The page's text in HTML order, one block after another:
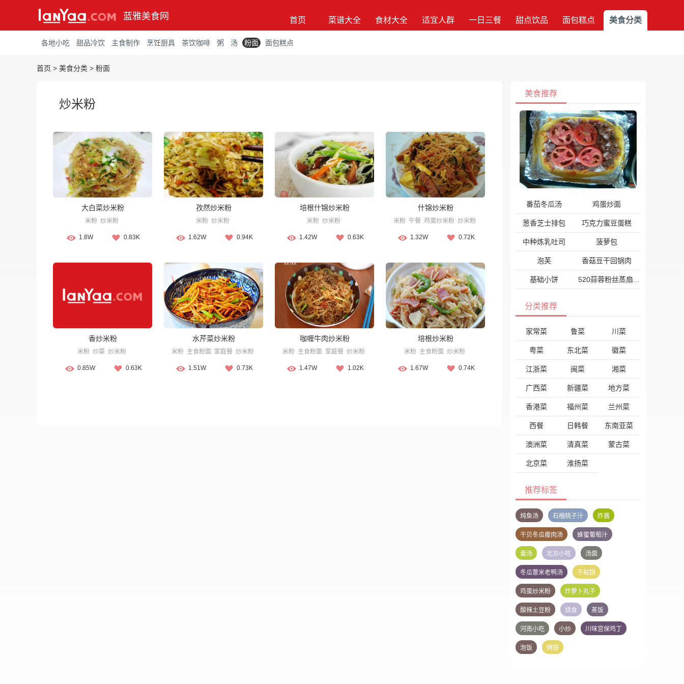
蓝雅美食网 首页 菜谱大全 食材大全 适宜人群 一日三餐 甜点饮品 面包糕点 美食分类
各地小吃 甜品冷饮 主食制作 烹饪厨具 茶饮咖啡 粥 汤 粉面 面包糕点
首页 > 美食分类 > 粉面
炒米粉
大白菜炒米粉
米粉 炒米粉
1.8W 0.83K
孜然炒米粉
米粉 炒米粉
1.62W 0.94K
培根什锦炒米粉
米粉 炒米粉
1.42W 0.63K
什锦炒米粉
米粉 午餐 鸡蛋炒米粉 炒米粉
1.32W 0.72K
香炒米粉
米粉 炒菜 炒米粉
0.85W 0.63K
水芹菜炒米粉
米粉 主食粉面 家庭餐 炒米粉
1.51W 0.73K
咖喱牛肉炒米粉
米粉 主食粉面 家庭餐 炒米粉
1.47W 1.02K
培根炒米粉
米粉 主食粉面 炒米粉
1.67W 0.74K
美食推荐
番茄冬瓜汤 鸡蛋炒面
葱香芝士排包 巧克力蜜豆蛋糕
中种炼乳吐司 菠萝包
泡芙 香菇豆干回锅肉
基础小饼 520蒜蓉粉丝蒸扇贝
分类推荐
家常菜 鲁菜 川菜
粤菜 东北菜 徽菜
江浙菜 闽菜 湘菜
广西菜 新疆菜 地方菜
香港菜 福州菜 兰州菜
西餐 日韩餐 东南亚菜
澳洲菜 清真菜 蒙古菜
北京菜 淮扬菜
推荐标签
炖鱼汤 石榴桃子汁 炸酱
干贝冬瓜瘦肉汤 蜂蜜葡萄汁
羹汤 北京小吃 汤面
冬瓜薏米老鸭汤 不粘锅
鸡蛋炒米粉 炸萝卜丸子
酸辣土豆粉 烧食 蒸饭
河南小吃 小炒 川味宫保鸡丁
泡饭 烤翅